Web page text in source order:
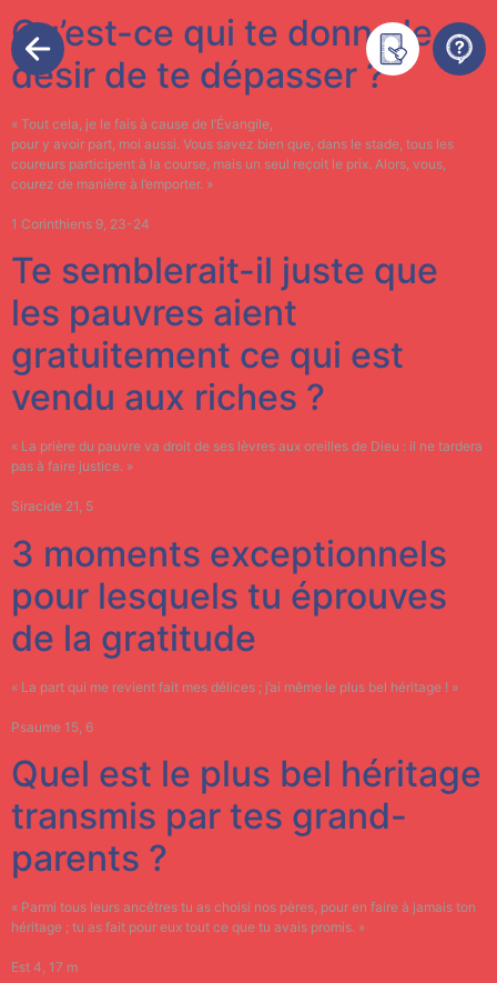
Qu’est-ce qui te donne le
désir de te dépasser ?
« Tout cela, je le fais à cause de l’Évangile,
pour y avoir part, moi aussi. Vous savez bien que, dans le stade, tous les
coureurs participent à la course, mais un seul reçoit le prix. Alors, vous,
courez de manière à l’emporter. »
1 Corinthiens 9, 23-24
Te semblerait-il juste que
les pauvres aient
gratuitement ce qui est
vendu aux riches ?
« La prière du pauvre va droit de ses lèvres aux oreilles de Dieu : il ne tardera
pas à faire justice. »
Siracide 21, 5
3 moments exceptionnels
pour lesquels tu éprouves
de la gratitude
« La part qui me revient fait mes délices ; j’ai même le plus bel héritage ! »
Psaume 15, 6
Quel est le plus bel héritage
transmis par tes grand-
parents ?
« Parmi tous leurs ancêtres tu as choisi nos pères, pour en faire à jamais ton
héritage ; tu as fait pour eux tout ce que tu avais promis. »
Est 4, 17 m